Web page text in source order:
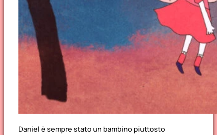
Daniel è sempre stato un bambino piuttosto